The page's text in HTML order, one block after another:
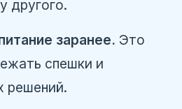
другого.
заранее. Это
спешки и
решений.